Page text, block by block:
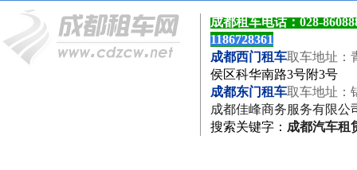
成都租车电话：028-
1186728361
成都西门租车取车地址
侯区科华南路3号附3号
成都东门租车取车地址
成都佳峰商务服务有限公
搜索关键字 ： 成都汽车租